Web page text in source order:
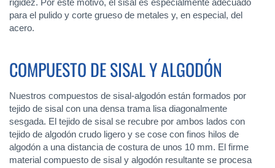
rigidez. Por este motivo, el sisal es especialmente adecuado
para el pulido y corte grueso de metales y, en especial, del
acero.
COMPUESTO DE SISAL Y ALGODÓN
Nuestros compuestos de sisal-algodón están formados por
tejido de sisal con una densa trama lisa diagonalmente
sesgada. El tejido de sisal se recubre por ambos lados con
tejido de algodón crudo ligero y se cose con finos hilos de
algodón a una distancia de costura de unos 10 mm. El firme
material compuesto de sisal y algodón resultante se procesa